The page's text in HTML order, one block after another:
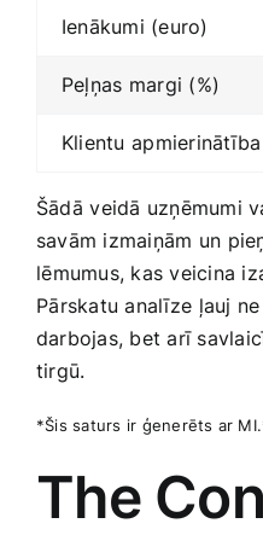
Ienākumi (euro)
Peļņas ⁣margi (%)
Klientu⁣ apmierinātība
Šādā ⁤veidā uzņēmumi
‍savām izmaiņām⁤ un
⁣lēmumus, kas ​veicina
⁣Pārskatu ​analīze ⁤ļauj
darbojas, bet arī
tirgū.
*Šis saturs ir ģenerēts ar
The